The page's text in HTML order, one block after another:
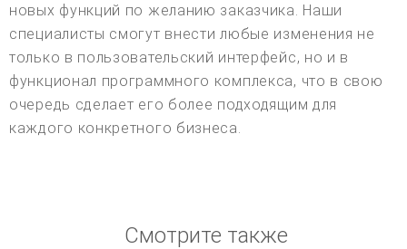
новых функций по желанию заказчика. Наши
специалисты смогут внести любые изменения не
только в пользовательский интерфейс, но и в
функционал программного комплекса, что в свою
очередь сделает его более подходящим для
каждого конкретного бизнеса.
Смотрите также